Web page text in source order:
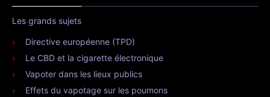
Les grands sujets
Directive européenne (TPD)
Le CBD et la cigarette électronique
Vapoter dans les lieux publics
Effets du vapotage sur les poumons